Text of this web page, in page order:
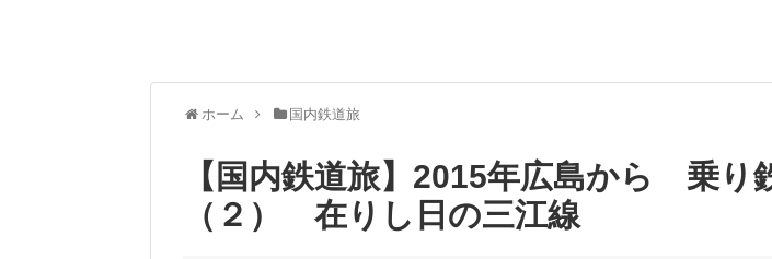
ホーム 国内鉄道旅
【国内鉄道旅】2015年広島から 乗り
（２） 在りし日の三江線